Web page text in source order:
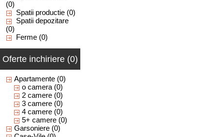
(0)
Spatii productie (0)
Spatii depozitare
(0)
Ferme (0)
Oferte inchiriere (0)
Apartamente (0)
o camera (0)
2 camere (0)
3 camere (0)
4 camere (0)
5+ camere (0)
Garsoniere (0)